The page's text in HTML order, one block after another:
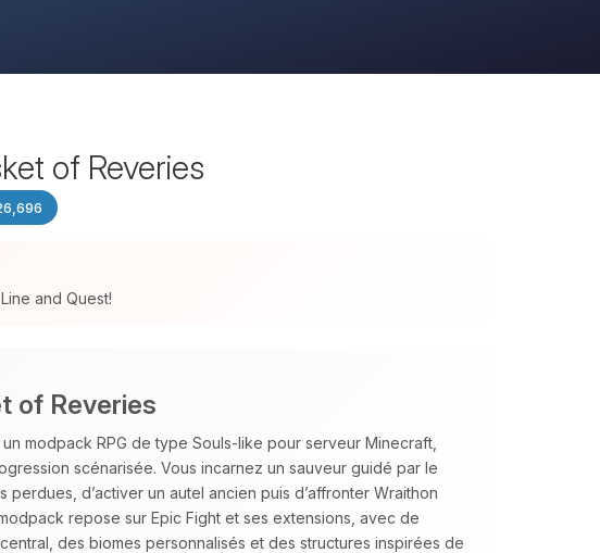
of Reveries
and Quest!
of Reveries
modpack RPG de type Souls‑like pour serveur Minecraft,
scénarisée. Vous incarnez un sauveur guidé par le
d’activer un autel ancien puis d’affronter Wraithon
repose sur Epic Fight et ses extensions, avec de
des biomes personnalisés et des structures inspirées de